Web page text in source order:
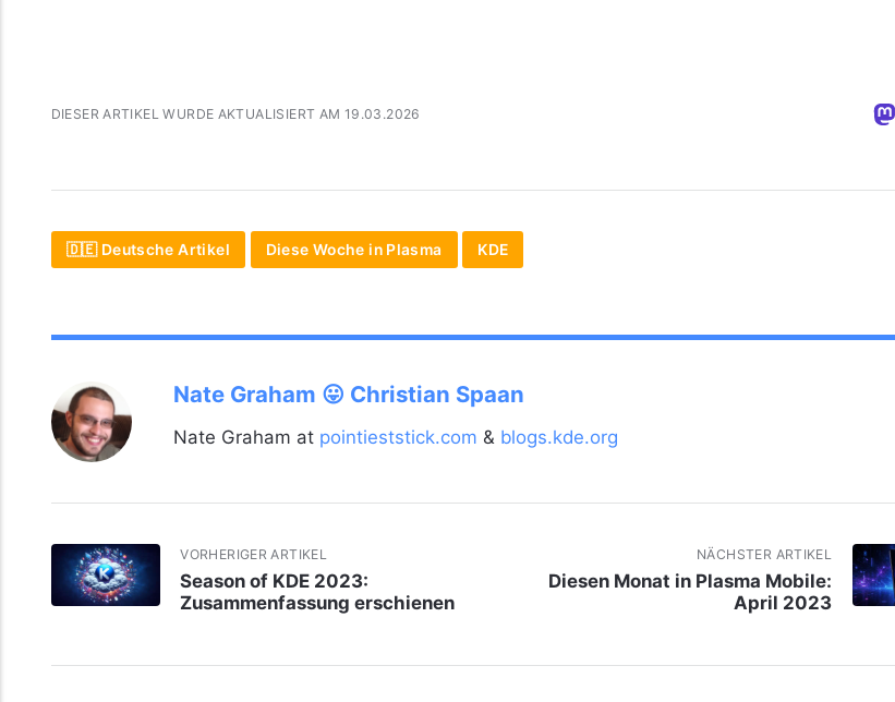
DIESER ARTIKEL WURDE AKTUALISIERT AM 19.03.2026
🇩🇪 Deutsche Artikel Diese Woche in Plasma KDE
Nate Graham 😛 Christian Spaan
Nate Graham at pointieststick.com & blogs.kde.org
VORHERIGER ARTIKEL
Season of KDE 2023:
Zusammenfassung erschienen
NÄCHSTER ARTIKEL
Diesen Monat in Plasma Mobile:
April 2023